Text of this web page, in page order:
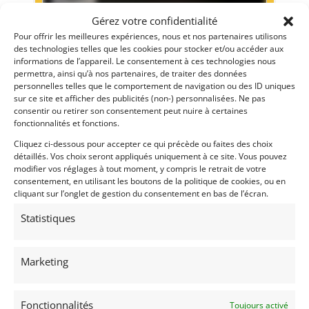
Gérez votre confidentialité
Pour offrir les meilleures expériences, nous et nos partenaires utilisons
des technologies telles que les cookies pour stocker et/ou accéder aux
informations de l’appareil. Le consentement à ces technologies nous
permettra, ainsi qu’à nos partenaires, de traiter des données
personnelles telles que le comportement de navigation ou des ID uniques
sur ce site et afficher des publicités (non-) personnalisées. Ne pas
consentir ou retirer son consentement peut nuire à certaines
fonctionnalités et fonctions.
Cliquez ci-dessous pour accepter ce qui précède ou faites des choix
détaillés. Vos choix seront appliqués uniquement à ce site. Vous pouvez
modifier vos réglages à tout moment, y compris le retrait de votre
consentement, en utilisant les boutons de la politique de cookies, ou en
cliquant sur l’onglet de gestion du consentement en bas de l’écran.
Statistiques
Marketing
Fonctionnalités Toujours activé
9
MGB ROADSTER « WORKS » TRIBUTE (1970) [VENDU]
2 septembre 2018
1 850 vues
Vends MGB ROADSTER "EVOCATION WORKS" de 1970.
Restauration de qualité. Prête à prendre le départ de belles
épreuves historiques de régularité.